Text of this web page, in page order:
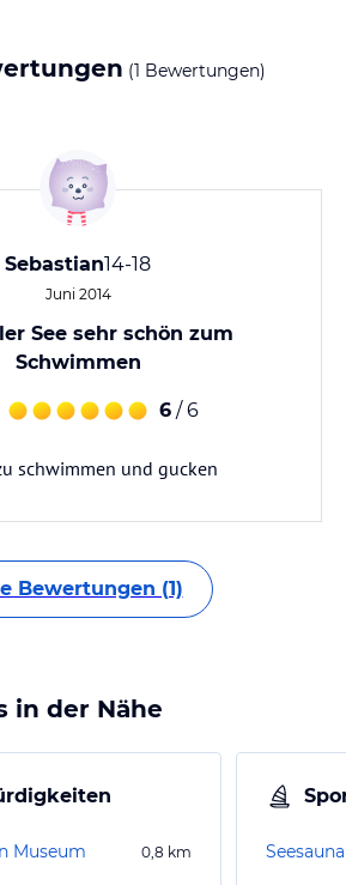
(1 Bewertungen)
Sebastian14-18
Juni 2014
See sehr schön zum
Schwimmen
6 / 6
schwimmen und gucken
Bewertungen (1)
in der Nähe
Museum 0,8 km